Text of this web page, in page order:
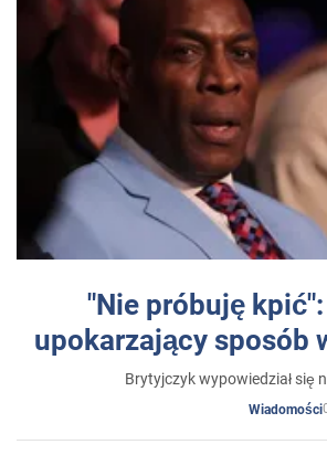
"Nie próbuję
upokarzający sposób
Brytyjczyk wypowiedział się
Wiadomości